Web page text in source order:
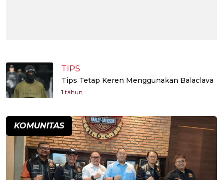
TIPS
Tips Tetap Keren Menggunakan Balaclava
1 tahun
KOMUNITAS